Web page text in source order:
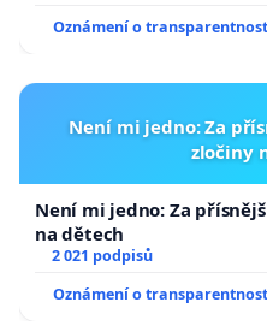
usnesení k podání
republiky
Oznámení o
Není mi jedno: Za
zločiny
Není mi jedno: Za
na dětech
2 021 podpisů
Oznámení o